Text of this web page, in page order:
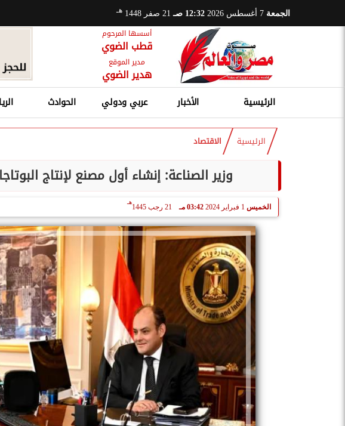
الجمعة 12:32 صـ 21 صفر 1448 هـ
أسسها المرحوم
قطب الضوي
مدير الموقع
هدير الضوي
الرئيسية الأخبار عربي ودولي الحوادث
الرئيسية الاقتصاد
وزير الصناعة: إنشاء أول مصنع لإنتاج
الخميس 03:42 مـ 21 رجب 1445
هـ